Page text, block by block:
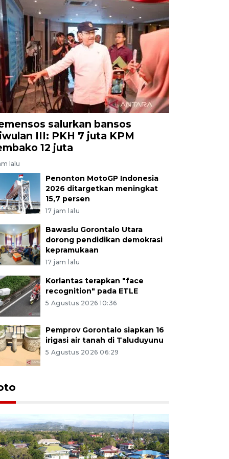
salurkan bansos
III: PKH 7 juta KPM
12 juta
lalu
Penonton MotoGP Indonesia
2026 ditargetkan meningkat
15,7 persen
17 jam lalu
Bawaslu Gorontalo Utara
dorong pendidikan demokrasi
kepramukaan
17 jam lalu
Korlantas terapkan "face
recognition" pada ETLE
5 Agustus 2026 10:36
Pemprov Gorontalo siapkan 16
irigasi air tanah di Taluduyunu
5 Agustus 2026 06:29